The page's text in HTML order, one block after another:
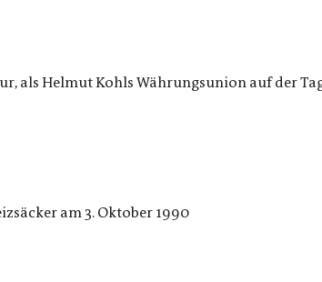
als Helmut Kohls Währungsunion auf der
am 3. Oktober 1990